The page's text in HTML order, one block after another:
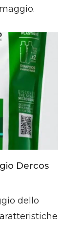
Dercos
dello